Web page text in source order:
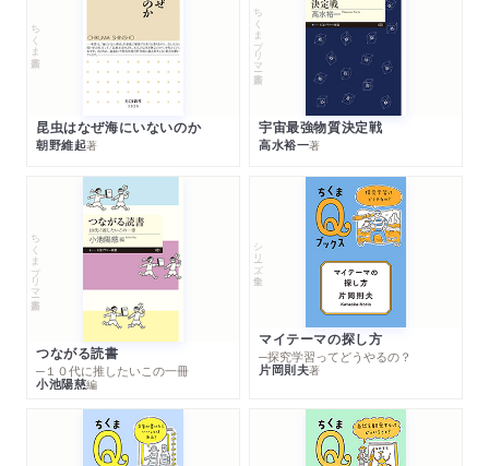
ちくま新書
昆虫はなぜ海にいないのか
朝野維起著
ちくまプリマー新書
宇宙最強物質決定戦
高水裕一著
ちくまプリマー新書
つながる読書
─１０代に推したいこの一冊
小池陽慈編
シリーズ・全集
マイテーマの探し方
─探究学習ってどうやるの？
片岡則夫著